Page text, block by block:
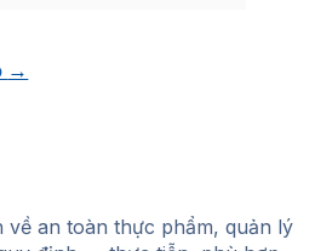
→
về an toàn thực phẩm, quản lý